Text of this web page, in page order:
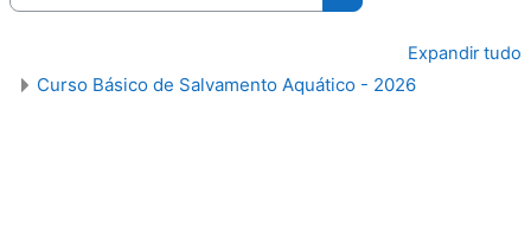
Buscar cursos
Expandir tudo
Curso Básico de Salvamento Aquático - 2026